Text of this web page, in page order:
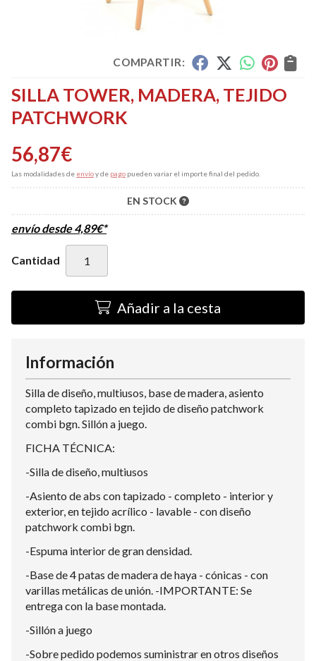
COMPARTIR:
SILLA TOWER, MADERA, TEJIDO
PATCHWORK
56,87€
Las modalidades de envíoy de pago pueden variar el importe final del pedido.
EN STOCK
envío desde4,89€*
Cantidad
Añadir a la cesta
Información
Silla de diseño, multiusos, base de madera, asiento
completo tapizado en tejido de diseño patchwork
combi bgn. Sillón a juego.
FICHA TÉCNICA:
-Silla de diseño, multiusos
-Asiento de abs con tapizado - completo - interior y
exterior, en tejido acrílico - lavable - con diseño
patchwork combi bgn.
-Espuma interior de gran densidad.
-Base de 4 patas de madera de haya - cónicas - con
varillas metálicas de unión. -IMPORTANTE: Se
entrega con la base montada.
-Sillón a juego
-Sobre pedido podemos suministrar en otros diseños